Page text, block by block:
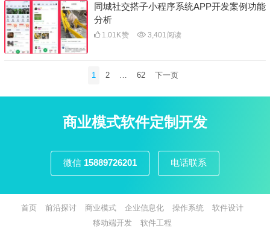
同城社交搭子小程序系统APP开发案例功能
分析
1.01K赞 3,401 阅读
分
1 2 62 下一页
商业模式软件定制开发
微信 15889726201 电话联系
首页 前沿探讨 商业模式 企业信息化 操作系统
软件设计
移动端开发
软件工程